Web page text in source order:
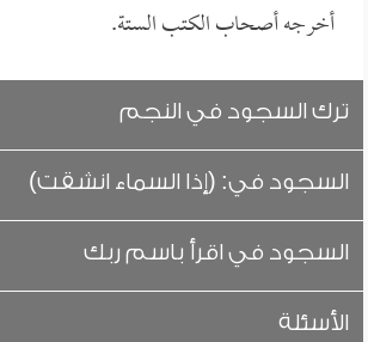
أخرجه أصحاب الكتب الستة.
ترك السجود في النجم
السجود في: (إذا السماء انشقت)
السجود في اقرأ باسم ربك
الأسئلة